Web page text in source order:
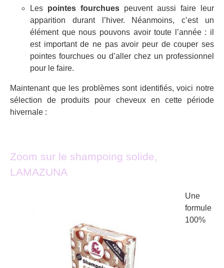
Les pointes fourchues peuvent aussi faire leur
apparition durant l’hiver. Néanmoins, c’est un
élément que nous pouvons avoir toute l’année : il
est important de ne pas avoir peur de couper ses
pointes fourchues ou d’aller chez un professionnel
pour le faire.
Maintenant que les problèmes sont identifiés, voici notre
sélection de produits pour cheveux en cette période
hivernale :
Zoom sur le shampoing solide,
LAMAZUNA
Une
formule
100%